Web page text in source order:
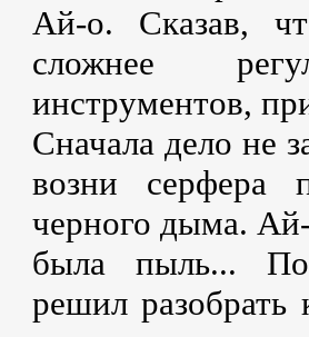
Ай-о. Сказав,
сложнее
инструментов,
Сначала дело не
возни серфера
черного дыма.
была пыль...
решил